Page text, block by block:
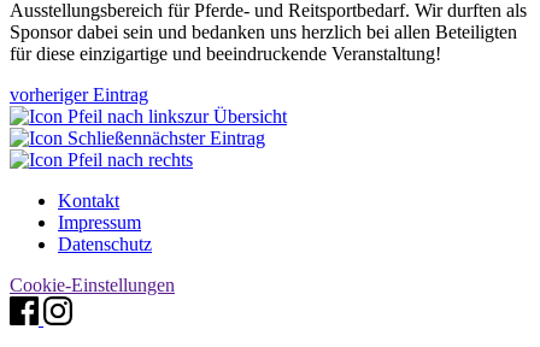
Ausstellungsbereich für Pferde- und Reitsportbedarf. Wir durften als
Sponsor dabei sein und bedanken uns herzlich bei allen Beteiligten
für diese einzigartige und beeindruckende Veranstaltung!
vorheriger Eintrag
zur Übersicht
nächster Eintrag
Kontakt
Impressum
Datenschutz
Cookie-Einstellungen